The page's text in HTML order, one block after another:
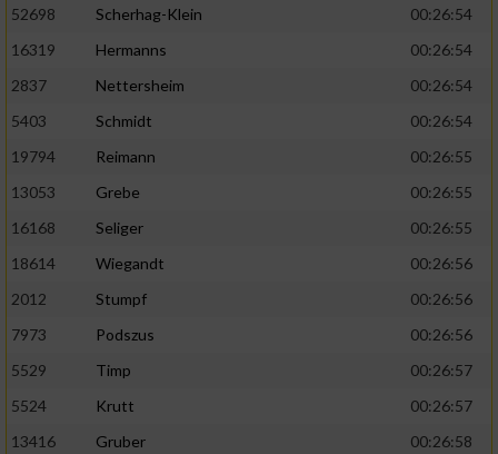
52698
Scherhag-Klein
00:26:54
16319
Hermanns
00:26:54
2837
Nettersheim
00:26:54
5403
Schmidt
00:26:54
19794
Reimann
00:26:55
13053
Grebe
00:26:55
16168
Seliger
00:26:55
18614
Wiegandt
00:26:56
2012
Stumpf
00:26:56
7973
Podszus
00:26:56
5529
Timp
00:26:57
5524
Krutt
00:26:57
13416
Gruber
00:26:58